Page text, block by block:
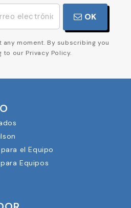
OK
any moment. By subscribing you
to our Privacy Policy.
el Equipo
Equipos